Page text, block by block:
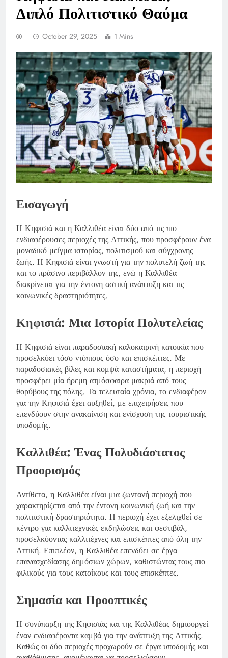
Διπλό Πολιτιστικό Θαύμα
October 29, 2025 1 Mins
Εισαγωγή
Η Κηφισιά και η Καλλιθέα είναι δύο από τις πιο
ενδιαφέρουσες περιοχές της Αττικής, που προσφέρουν ένα
μοναδικό μείγμα ιστορίας, πολιτισμού και σύγχρονης
ζωής. Η Κηφισιά είναι γνωστή για την πολυτελή ζωή της
και το πράσινο περιβάλλον της, ενώ η Καλλιθέα
διακρίνεται για την έντονη αστική ανάπτυξη και τις
κοινωνικές δραστηριότητες.
Κηφισιά: Μια Ιστορία Πολυτελείας
Η Κηφισιά είναι παραδοσιακή καλοκαιρινή κατοικία που
προσελκύει τόσο ντόπιους όσο και επισκέπτες. Με
παραδοσιακές βίλες και κομψά καταστήματα, η περιοχή
προσφέρει μία ήρεμη ατμόσφαιρα μακριά από τους
θορύβους της πόλης. Τα τελευταία χρόνια, το ενδιαφέρον
για την Κηφισιά έχει αυξηθεί, με επιχειρήσεις που
επενδύουν στην ανακαίνιση και ενίσχυση της τουριστικής
υποδομής.
Καλλιθέα: Ένας Πολυδιάστατος
Προορισμός
Αντίθετα, η Καλλιθέα είναι μια ζωντανή περιοχή που
χαρακτηρίζεται από την έντονη κοινωνική ζωή και την
πολιτιστική δραστηριότητα. Η περιοχή έχει εξελιχθεί σε
κέντρο για καλλιτεχνικές εκδηλώσεις και φεστιβάλ,
προσελκύοντας καλλιτέχνες και επισκέπτες από όλη την
Αττική. Επιπλέον, η Καλλιθέα επενδύει σε έργα
επανασχεδίασης δημόσιων χώρων, καθιστώντας τους πιο
φιλικούς για τους κατοίκους και τους επισκέπτες.
Σημασία και Προοπτικές
Η συνύπαρξη της Κηφισιάς και της Καλλιθέας δημιουργεί
έναν ενδιαφέροντα καμβά για την ανάπτυξη της Αττικής.
Καθώς οι δύο περιοχές προχωρούν σε έργα υποδομής και